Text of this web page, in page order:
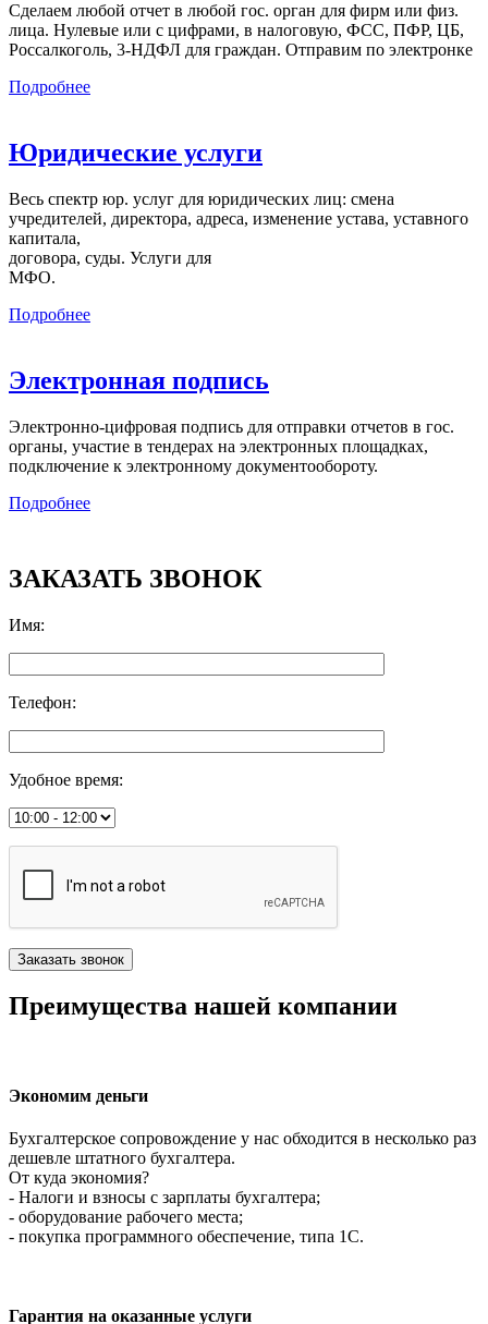
Сделаем любой отчет в любой гос. орган для фирм или физ.
лица. Нулевые или с цифрами, в налоговую, ФСС, ПФР, ЦБ,
Россалкоголь, 3-НДФЛ для граждан. Отправим по электронке
Подробнее
Юридические услуги
Весь спектр юр. услуг для юридических лиц: смена
учредителей, директора, адреса, изменение устава, уставного
капитала,
договора, суды. Услуги для
МФО.
Подробнее
Электронная подпись
Электронно-цифровая подпись для отправки отчетов в гос.
органы, участие в тендерах на электронных площадках,
подключение к электронному документообороту.
Подробнее
ЗАКАЗАТЬ ЗВОНОК
Имя:
Телефон:
Удобное время:
Преимущества нашей компании
Экономим деньги
Бухгалтерское сопровождение у нас обходится в несколько раз
дешевле штатного бухгалтера.
От куда экономия?
- Налоги и взносы с зарплаты бухгалтера;
- оборудование рабочего места;
- покупка программного обеспечение, типа 1С.
Гарантия на оказанные услуги